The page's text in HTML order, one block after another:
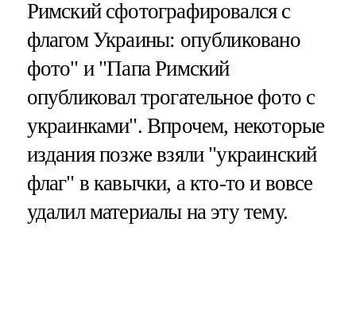
Римский сфотографировался с
флагом Украины: опубликовано
фото" и "Папа Римский
опубликовал трогательное фото с
украинками". Впрочем, некоторые
издания позже взяли "украинский
флаг" в кавычки, а кто-то и вовсе
удалил материалы на эту тему.